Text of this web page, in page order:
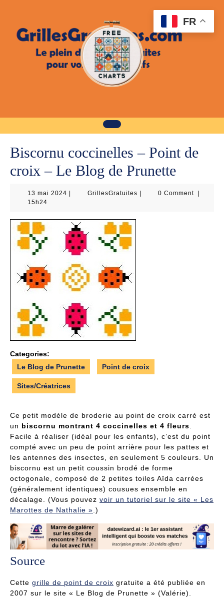
Biscornu coccinelles – Point de
croix – Le Blog de Prunette
13 mai 2024 13
GrillesGratuitesGrillesGratuites
0 Comment
15h24
Categories:
Le Blog de Prunette
Point de croix
Sites/Créatrices
Ce petit modèle de broderie au point de croix carré est
un biscornu montrant 4 coccinelles et 4 fleurs
Facile à réaliser (idéal pour les enfants), c’est du point
compté avec un peu de point arrière pour les pattes et
les antennes des insectes, en seulement 5 couleurs. Un
biscornu est un petit coussin brodé de forme
octogonale, composé de 2 petites toiles Aïda carrées
(généralement identiques) cousues ensemble en
décalage. (Vous pouvez voir un tutoriel sur le site « Les
Marottes de Nathalie » .)
Source
Cette grille de point de croix gratuite a été publiée en
2007 sur le site « Le Blog de Prunette » (Valérie).
FR